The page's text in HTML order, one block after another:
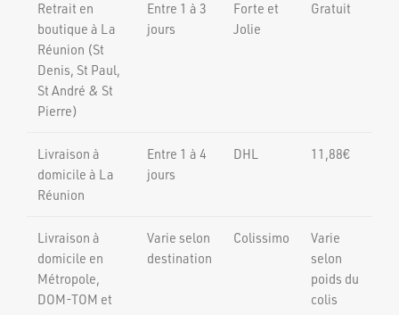
Retrait en
boutique à La
Réunion (St
Denis, St Paul,
St André & St
Pierre)
Entre 1 à 3
jours
Forte et
Jolie
Gratuit
Livraison à
domicile à La
Réunion
Entre 1 à 4
jours
DHL 11,88€
Livraison à
domicile en
Métropole,
DOM-TOM et
Varie selon
destination
Colissimo
Varie
selon
poids du
colis
FORTE & JOLIE ©2022 | TOUS DROITS RÉSERVÉS